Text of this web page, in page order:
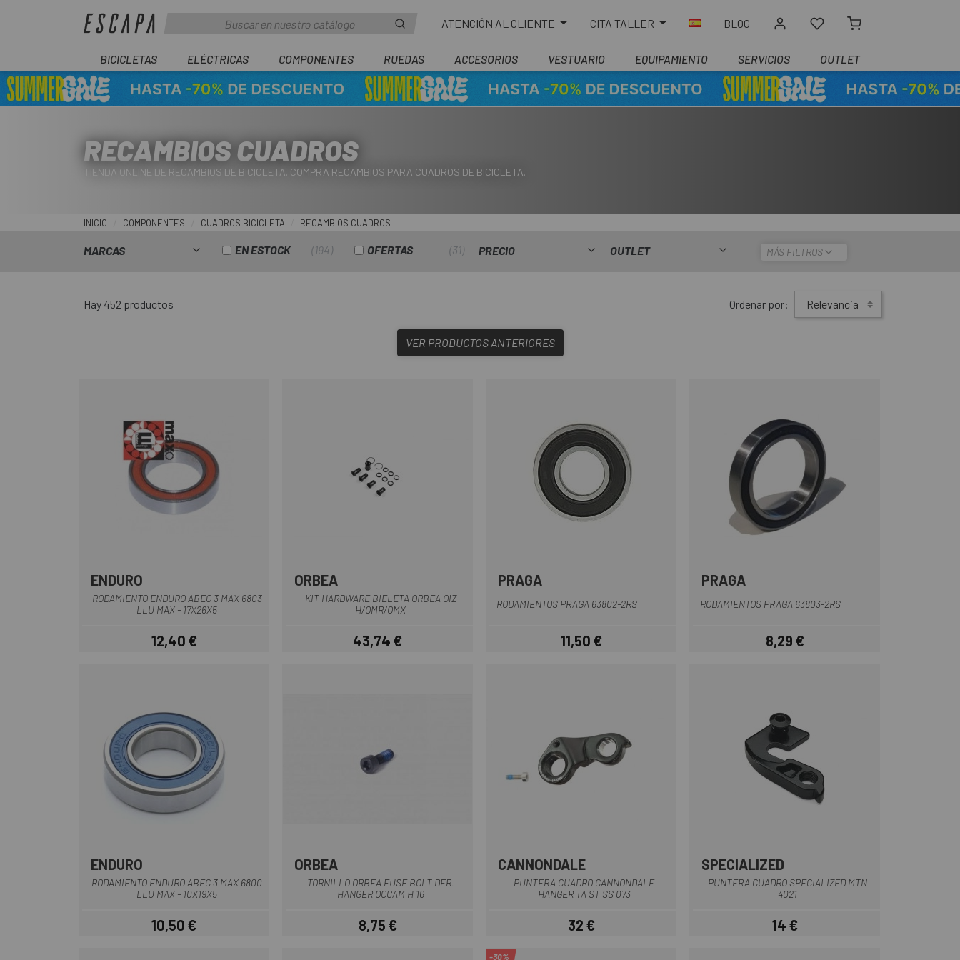
ATENCIÓN AL CLIENTE CITA TALLER BLOG
BICICLETAS ELÉCTRICAS COMPONENTES RUEDAS ACCESORIOS VESTUARIO EQUIPAMIENTO SERVICIOS OUTLET
RECAMBIOS CUADROS
TIENDA ONLINE DE RECAMBIOS DE BICICLETA. COMPRA RECAMBIOS PARA CUADROS DE BICICLETA.
INICIO COMPONENTES CUADROS BICICLETA RECAMBIOS CUADROS
MARCAS EN ESTOCK 194 OFERTAS 31 PRECIO OUTLET MÁS FILTROS
Hay 452 productos Ordenar por: Relevancia
VER PRODUCTOS ANTERIORES
ENDURO
RODAMIENTO ENDURO ABEC 3 MAX 6803
LLU MAX - 17X26X5
Precio
12,40 €
ORBEA
KIT HARDWARE BIELETA ORBEA OIZ
H/OMR/OMX
Precio
43,74 €
PRAGA
RODAMIENTOS PRAGA 63802-2RS
Precio
11,50 €
PRAGA
RODAMIENTOS PRAGA 63803-2RS
Precio
8,29 €
ENDURO
RODAMIENTO ENDURO ABEC 3 MAX 6800
LLU MAX - 10X19X5
Precio
10,50 €
ORBEA
TORNILLO ORBEA FUSE BOLT DER.
HANGER OCCAM H 16
Precio
8,75 €
Multi
CANNONDALE
PUNTERA CUADRO CANNONDALE
HANGER TA ST SS 073
Precio
32 €
SPECIALIZED
PUNTERA CUADRO SPECIALIZED MTN
4021
Precio
14 €
-30%